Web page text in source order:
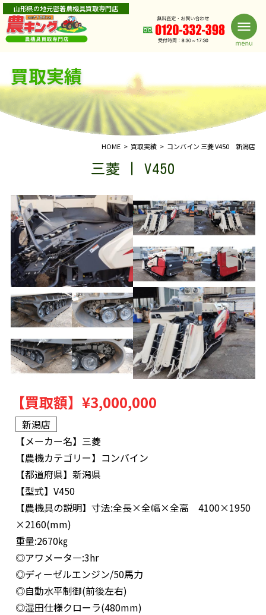
山形県の地元密着農機具買取専門店
買取実績
HOME 買取実績 コンバイン 三菱 V450 新潟店
三菱 | V450
【買取額】 ¥3,000,000
新潟店
【メーカー名】 三菱
【農機カテゴリー】 コンバイン
【都道府県】 新潟県
【型式】 V450
【農機具の説明】 寸法:全長×全幅×全高 4100×1950
×2160(mm)
重量:2670㎏
◎アワメータ―:3hr
◎ディーゼルエンジン/50馬力
◎自動水平制御(前後左右)
◎湿田仕様クローラ(480mm)